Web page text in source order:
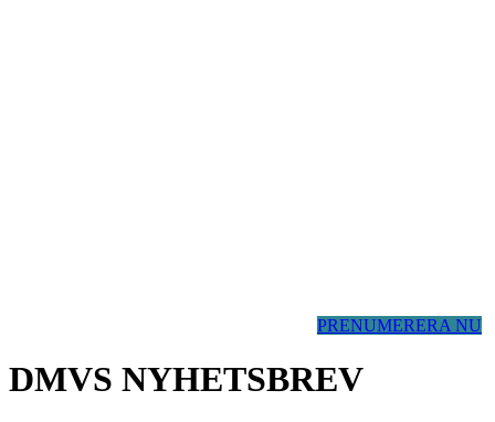
PRENUMERERA NU
DMVS NYHETSBREV